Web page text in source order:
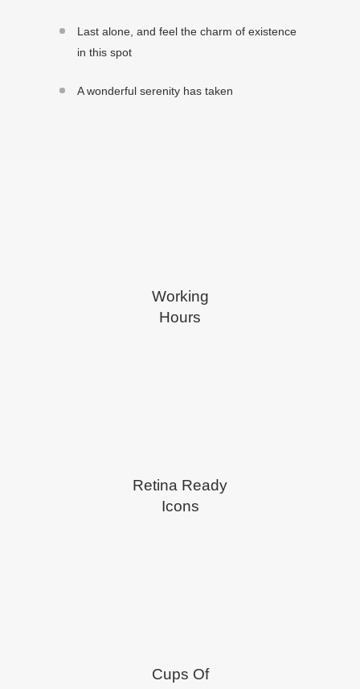
Last alone, and feel the charm of existence
in this spot
A wonderful serenity has taken
Working
Hours
Retina Ready
Icons
Cups Of